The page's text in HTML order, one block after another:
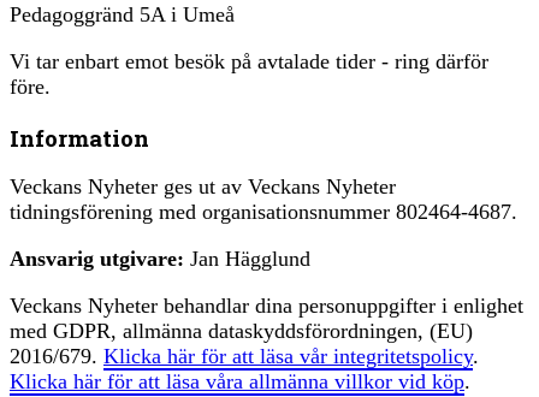
Pedagoggränd 5A i Umeå
Vi tar enbart emot besök på avtalade tider - ring därför
före.
Information
Veckans Nyheter ges ut av Veckans Nyheter
tidningsförening med organisationsnummer 802464-4687.
Ansvarig utgivare: Jan Hägglund
Veckans Nyheter behandlar dina personuppgifter i enlighet
med GDPR, allmänna dataskyddsförordningen, (EU)
2016/679. Klicka här för att läsa vår integritetspolicy.
Klicka här för att läsa våra allmänna villkor vid köp.